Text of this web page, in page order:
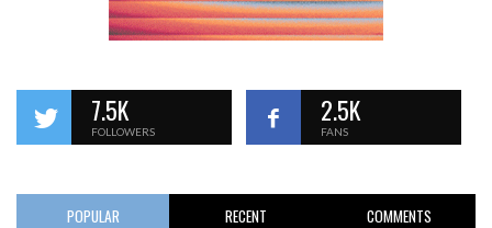
7.5K
FOLLOWERS
2.5K
FANS
POPULAR RECENT COMMENTS